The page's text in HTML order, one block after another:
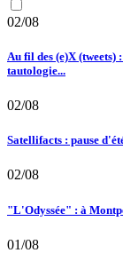
02/08
Au fil des (e)X
tautologie...
02/08
Satellifacts : pause
02/08
"L'Odyssée" : à
01/08